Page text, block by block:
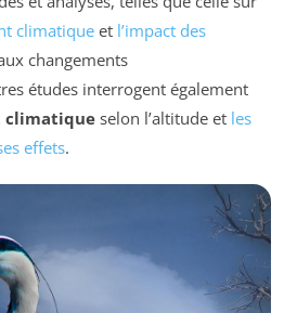
climatique et l’impact des
changements
études interrogent également
climatique selon l’altitude et les
effets.